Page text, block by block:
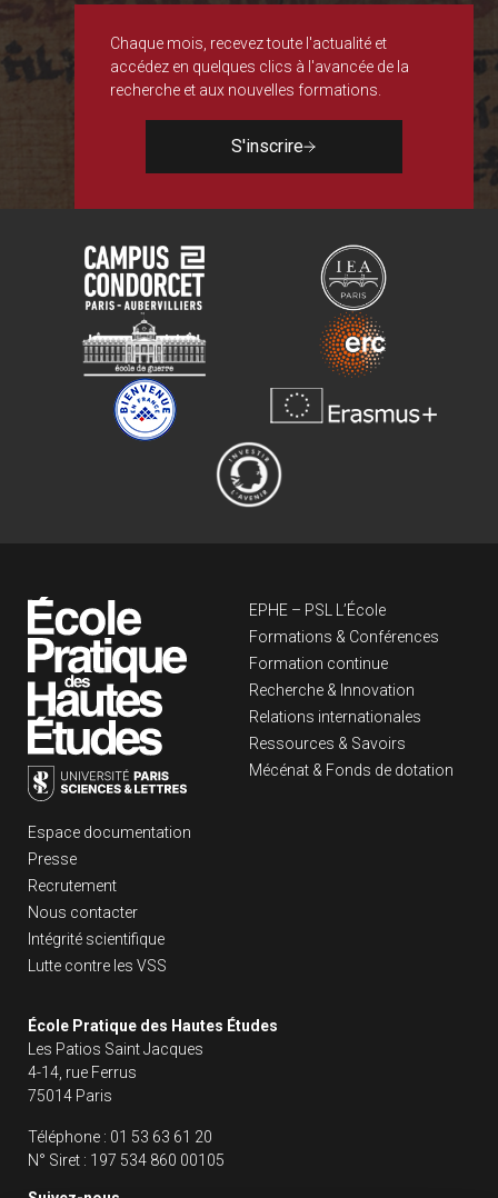
Chaque mois, recevez toute l'actualité et
accédez en quelques clics à l'avancée de la
recherche et aux nouvelles formations.
S'inscrire
Navigation
EPHE – PSL L’École
Formations & Conférences
Formation continue
Recherche & Innovation
Relations internationales
Ressources & Savoirs
Mécénat & Fonds de dotation
Liens footer
Espace documentation
Presse
Recrutement
Nous contacter
Intégrité scientifique
Lutte contre les VSS
École Pratique des Hautes Études
Les Patios Saint Jacques
4-14, rue Ferrus
75014 Paris
Téléphone : 01 53 63 61 20
N° Siret : 197 534 860 00105